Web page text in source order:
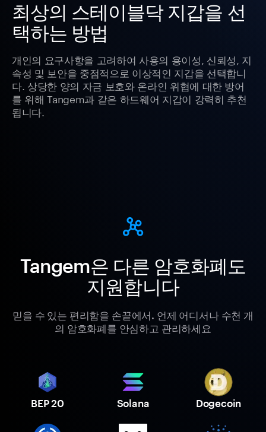
최상의 스테이블닥 지갑을 선
택하는 방법
개인의 요구사항을 고려하여 사용의 용이성, 신뢰성, 지
속성 및 보안을 중점적으로 이상적인 지갑을 선택합니
다. 상당한 양의 자금 보호와 온라인 위협에 대한 방어
를 위해 Tangem과 같은 하드웨어 지갑이 강력히 추천
됩니다.
Tangem은 다른 암호화폐도
지원합니다
믿을 수 있는 편리함을 손끝에서. 언제 어디서나 수천 개
의 암호화폐를 안심하고 관리하세요
BEP 20 Solana Dogecoin